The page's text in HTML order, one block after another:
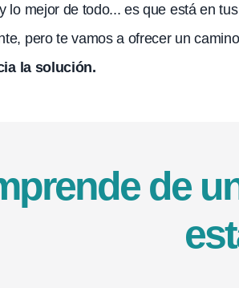
lo mejor de todo... es que está en
pero te vamos a ofrecer un
la solución.
de